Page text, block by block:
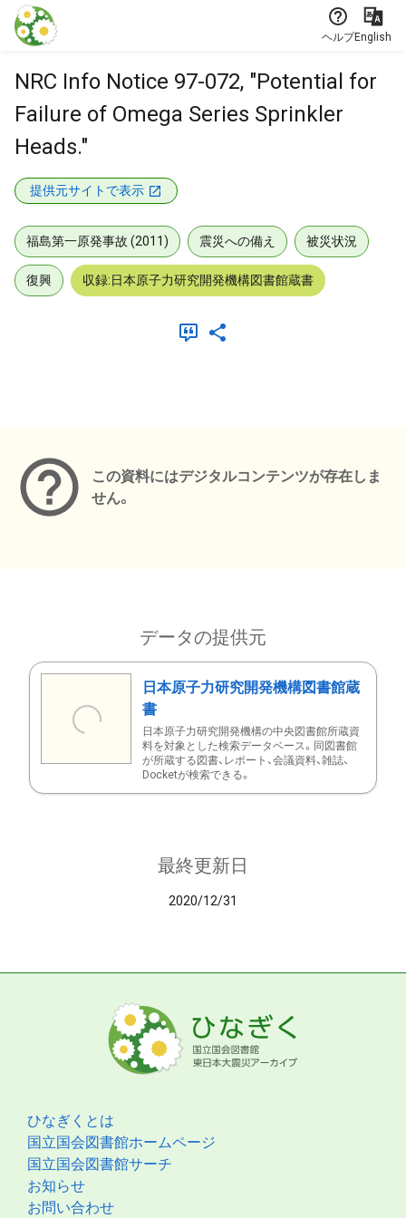
本文に飛ぶ
ヘルプEnglish
NRC Info Notice 97-072, "Potential for
Failure of Omega Series Sprinkler
Heads."
提供元サイトで表示
福島第一原発事故 (2011) 震災への備え 被災状況
復興 収録:日本原子力研究開発機構図書館蔵書
この資料にはデジタルコンテンツが存在しま
せん。
データの提供元
日本原子力研究開発機構図書館蔵
書
日本原子力研究開発機構の中央図書館所蔵資
料を対象とした検索データベース。同図書館
が所蔵する図書、レポート、会議資料、雑誌、
Docketが検索できる。
最終更新日
2020/12/31
ひなぎくとは
国立国会図書館ホームページ
国立国会図書館サーチ
お知らせ
お問い合わせ